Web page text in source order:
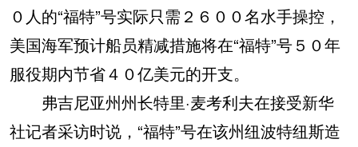
０人的“福特”号实际只需２６００名水手操控，
美国海军预计船员精减措施将在“福特”号５０年
服役期内节省４０亿美元的开支。
弗吉尼亚州州长特里·麦考利夫在接受新华
社记者采访时说，“福特”号在该州纽波特纽斯造